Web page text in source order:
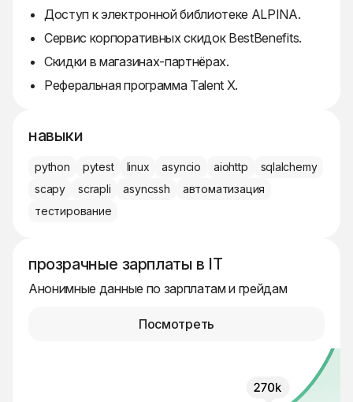
Доступ к электронной библиотеке ALPINA.
Сервис корпоративных скидок BestBenefits.
Скидки в магазинах-партнёрах.
Реферальная программа Talent X.
навыки
python pytest linux asyncio aiohttp
sqlalchemy
scapy
scrapli asyncssh
автоматизация
тестирование
прозрачные зарплаты в IT
Анонимные данные по зарплатам и грейдам
Посмотреть